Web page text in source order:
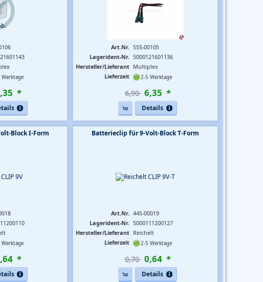
Werktage
,35 *
Art.Nr. 555-00105
Lagerident-Nr. 5000121601136
Hersteller/Lieferant Multiplex
Lieferzeit
2-5 Werktage
6,90  6,35 *
Details
Block I-Form
Werktage
,64 *
Batterieclip für 9-Volt-Block T-Form
Art.Nr. 445-00019
Lagerident-Nr. 5000111200127
Hersteller/Lieferant Reichelt
Lieferzeit
2-5 Werktage
0,70  0,64 *
Details